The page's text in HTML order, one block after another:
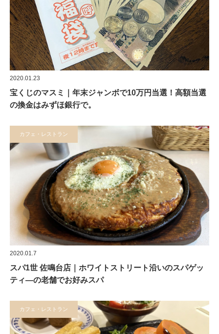
2020.01.23
宝くじのマスミ｜年末ジャンボで10万円当選！高額当選
の換金はみずほ銀行で。
カフェ・レストラン
2020.01.7
スパ1世 佐鳴台店｜ホワイトストリート沿いのスパゲッ
ティ―の老舗でお好みスパ
カフェ・レストラン